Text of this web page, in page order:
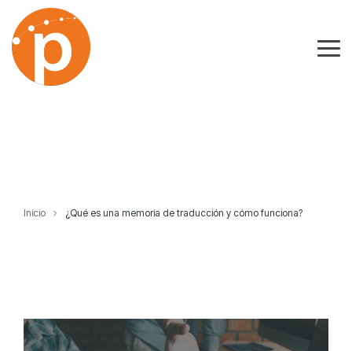
the
main
content.
Inicio ¿Qué es una memoria de traducción y cómo funciona?